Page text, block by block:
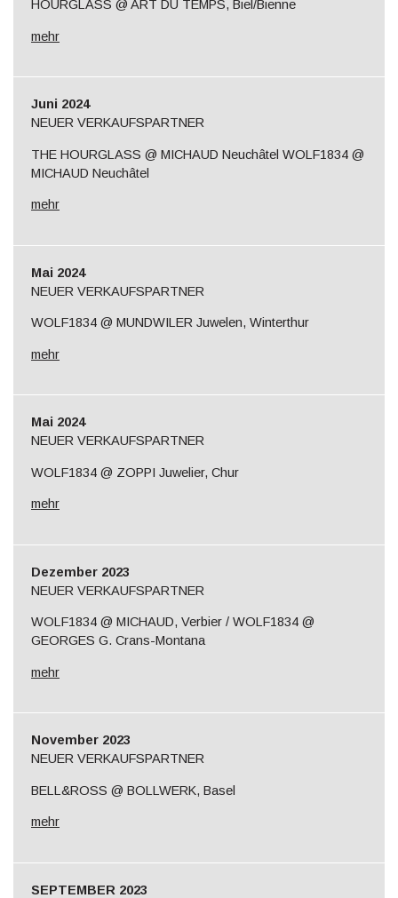
HOURGLASS @ ART DU TEMPS, Biel/Bienne
mehr
Juni 2024
NEUER VERKAUFSPARTNER
THE HOURGLASS @ MICHAUD Neuchâtel WOLF1834 @
MICHAUD Neuchâtel
mehr
Mai 2024
NEUER VERKAUFSPARTNER
WOLF1834 @ MUNDWILER Juwelen, Winterthur
mehr
Mai 2024
NEUER VERKAUFSPARTNER
WOLF1834 @ ZOPPI Juwelier, Chur
mehr
Dezember 2023
NEUER VERKAUFSPARTNER
WOLF1834 @ MICHAUD, Verbier / WOLF1834 @
GEORGES G. Crans-Montana
mehr
November 2023
NEUER VERKAUFSPARTNER
BELL&ROSS @ BOLLWERK, Basel
mehr
SEPTEMBER 2023